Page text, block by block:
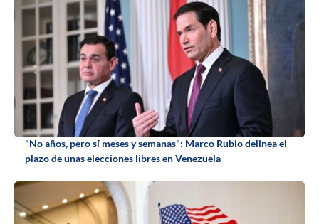
"No años, pero sí meses y semanas": Marco Rubio delinea el
plazo de unas elecciones libres en Venezuela